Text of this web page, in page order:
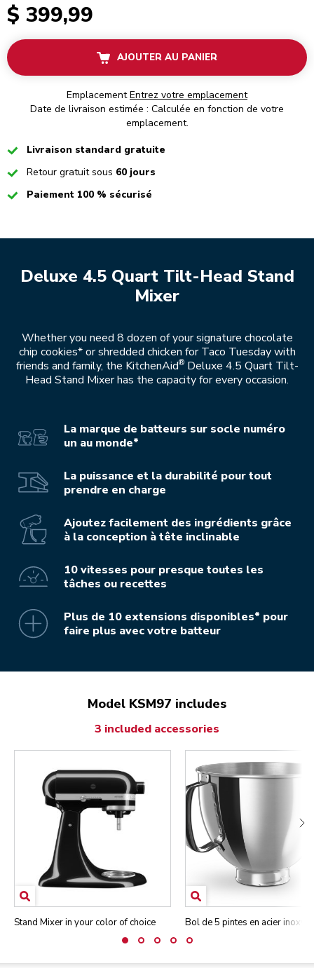
$ 399,99
AJOUTER AU PANIER
Emplacement Entrez votre emplacement
Date de livraison estimée : Calculée en fonction de votre
emplacement.
CheckedLivraison standard gratuite
CheckedRetour gratuit sous 60 jours
CheckedPaiement 100 % sécurisé
Deluxe 4.5 Quart Tilt-Head Stand
Mixer
Whether you need 8 dozen of your signature chocolate
chip cookies* or shredded chicken for Taco Tuesday with
friends and family, the KitchenAid®Deluxe 4.5 Quart Tilt-
Head Stand Mixer has the capacity for every occasion.
La marque de batteurs sur socle numéro
un au monde*
La puissance et la durabilité pour tout
prendre en charge
Ajoutez facilement des ingrédients grâce
à la conception à tête inclinable
10 vitesses pour presque toutes les
tâches ou recettes
Plus de 10 extensions disponibles* pour
faire plus avec votre batteur
Model KSM97 includes
3 included accessories
Stand Mixer in your color of choice Bol de 5 pintes en acier